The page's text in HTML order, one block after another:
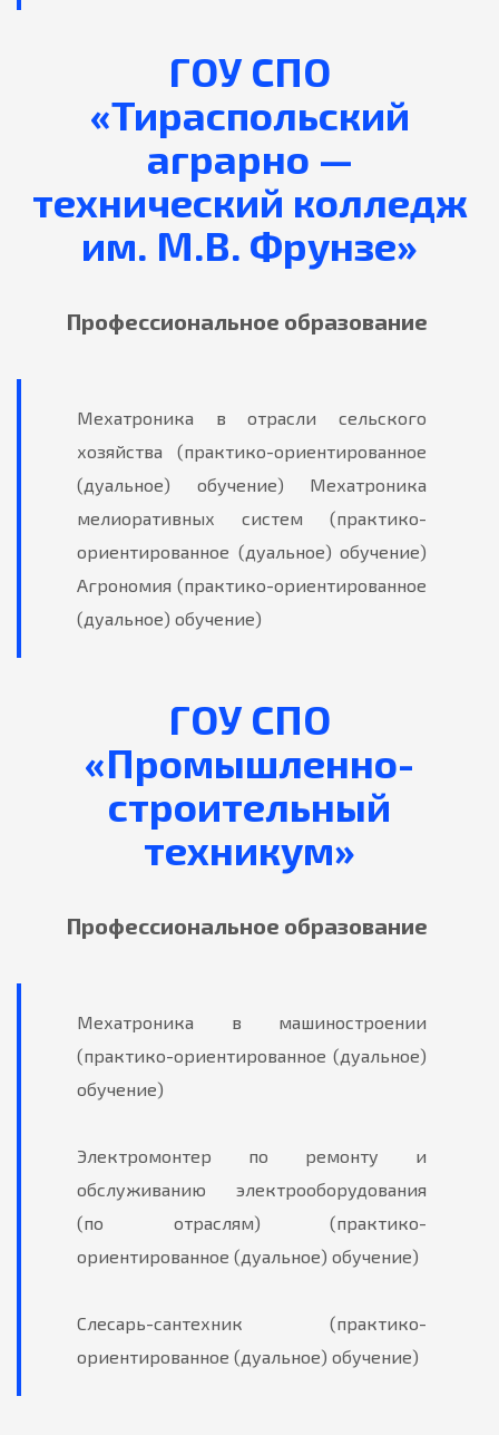
ГОУ СПО
«Тираспольский
аграрно —
технический колледж
им. М.В. Фрунзе»
Профессиональное образование
Мехатроника в отрасли сельского
хозяйства (практико-ориентированное
(дуальное) обучение) Мехатроника
мелиоративных систем (практико-
ориентированное (дуальное) обучение)
Агрономия (практико-ориентированное
(дуальное) обучение)
ГОУ СПО
«Промышленно-
строительный
техникум»
Профессиональное образование
Мехатроника в машиностроении
(практико-ориентированное (дуальное)
обучение)
Электромонтер по ремонту и
обслуживанию электрооборудования
(по отраслям) (практико-
ориентированное (дуальное) обучение)
Слесарь-сантехник (практико-
ориентированное (дуальное) обучение)